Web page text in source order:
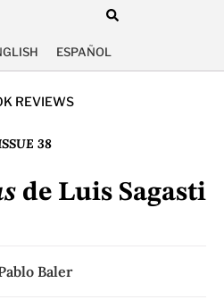
ESPAÑOL
REVIEWS
38
de Luis Sagasti
Baler